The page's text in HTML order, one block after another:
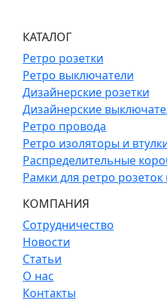
КАТАЛОГ
Ретро розетки
Ретро выключатели
Дизайнерские розетки
Дизайнерские
Ретро провода
Ретро изоляторы и
Распределительные
Рамки для ретро
КОМПАНИЯ
Сотрудничество
Новости
Статьи
О нас
Контакты